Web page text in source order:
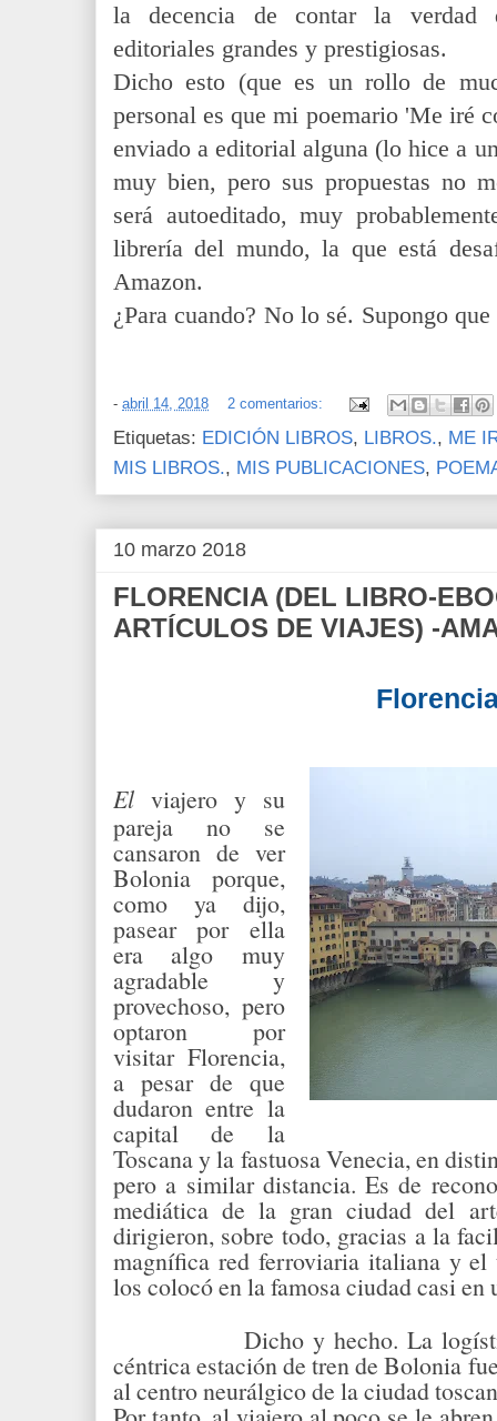
la decencia de contar la verdad
editoriales grandes y prestigiosas.
Dicho esto (que es un rollo de
personal es que mi poemario 'Me iré
enviado a editorial alguna (lo hice a
muy bien, pero sus propuestas no
será autoeditado, muy
librería del mundo, la que está
Amazon.
¿Para cuando? No lo sé. Supongo
- abril 14, 2018 2 comentarios:
Etiquetas: EDICIÓN LIBROS, LIBROS., ME
MIS LIBROS., MIS PUBLICACIONES,
10 marzo 2018
FLORENCIA (DEL LIBRO-
ARTÍCULOS DE VIAJES) -
El viajero y su
pareja no se
cansaron de ver
Bolonia porque,
como ya dijo,
pasear por ella
era algo muy
agradable y
provechoso, pero
optaron por
visitar Florencia,
a pesar de que
dudaron entre la
capital de la
Toscana y la fastuosa Venecia, en
pero a similar distancia. Es de
mediática de la gran ciudad del
dirigieron, sobre todo, gracias a la
magnífica red ferroviaria italiana y el
los colocó en la famosa ciudad casi
Dicho y hecho. La
céntrica estación de tren de Bolonia
al centro neurálgico de la ciudad